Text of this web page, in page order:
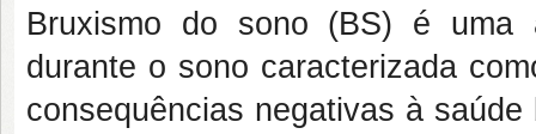
Bruxismo do sono (BS) é uma
durante o sono caracterizada
consequências negativas à